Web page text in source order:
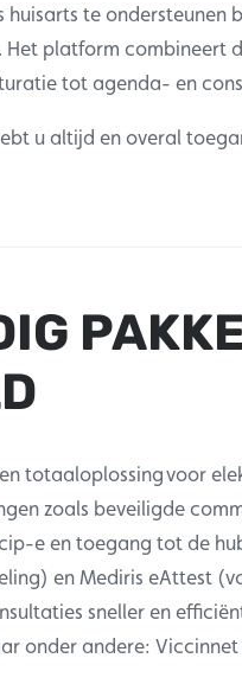
huisarts te ondersteunen
platform combineert
tot agenda- en
u altijd en overal
totaaloplossing voor
zoals beveiligde
e en toegang tot de
en Mediris eAttest
sneller en
onder andere: